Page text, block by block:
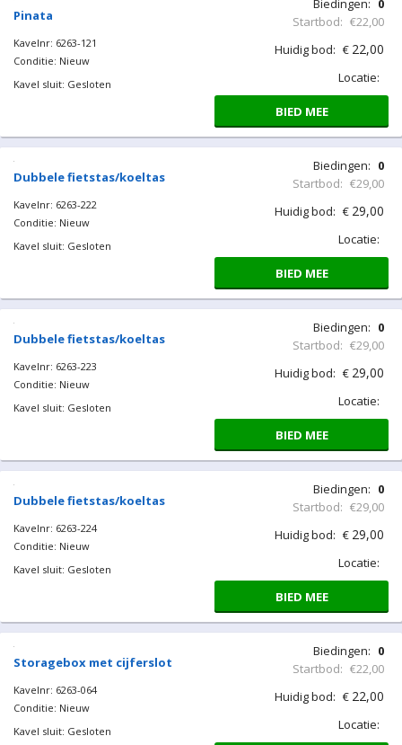
Kavelnr: 6263-292
Pinata
Conditie: Nieuw
Kavel sluit: Gesloten
Biedingen: 0
Startbod: €22,00
22,00
Locatie:
BIED MEE
Dubbele fietstas/koeltas
Conditie: Nieuw
Kavel sluit: Gesloten
Biedingen: 0
Startbod: €29,00
29,00
Locatie:
BIED MEE
Dubbele fietstas/koeltas
Conditie: Nieuw
Kavel sluit: Gesloten
Biedingen: 0
Startbod: €29,00
29,00
Locatie:
BIED MEE
Dubbele fietstas/koeltas
Kavelnr: 6263-224
Conditie: Nieuw
Kavel sluit: Gesloten
Biedingen: 0
Startbod: €29,00
29,00
Locatie:
BIED MEE